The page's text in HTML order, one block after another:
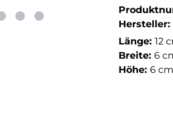
Hersteller:
Länge: 12
Breite: 6
Höhe: 6 cm